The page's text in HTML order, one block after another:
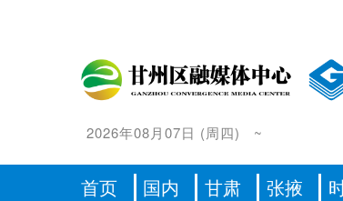
2026年08月07日 (周四) ~
首页 国内 甘肃 张掖